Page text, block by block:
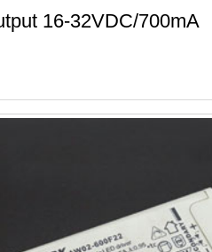
16-32VDC/700mA